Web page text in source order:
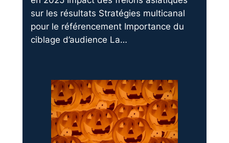
sur les résultats Stratégies multicanal
pour le référencement Importance du
ciblage d’audience La…